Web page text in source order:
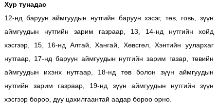
Хур тунадас
12-нд баруун аймгуудын нутгийн баруун хэсэг, төв, говь, зүүн
аймгуудын нутгийн зарим газраар, 13, 14-нд нутгийн хойд
хэсгээр, 15, 16-нд Алтай, Хангай, Хөвсгөл, Хэнтийн уулархаг
нутгаар, 17-нд баруун аймгуудын нутгийн зарим газар, төвийн
аймгуудын ихэнх нутгаар, 18-нд төв болон зүүн аймгуудын
нутгийн зарим газраар, 19-нд зүүн аймгуудын нутгийн зүүн
хэсгээр бороо, дуу цахилгаантай аадар бороо орно.